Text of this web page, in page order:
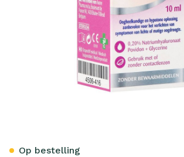
Op bestelling